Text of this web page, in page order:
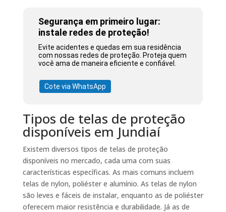
Segurança em primeiro lugar:
instale redes de proteção!
Evite acidentes e quedas em sua residência
com nossas redes de proteção. Proteja quem
você ama de maneira eficiente e confiável.
Cote via WhatsApp
Tipos de telas de proteção
disponíveis em Jundiaí
Existem diversos tipos de telas de proteção
disponíveis no mercado, cada uma com suas
características específicas. As mais comuns incluem
telas de nylon, poliéster e alumínio. As telas de nylon
são leves e fáceis de instalar, enquanto as de poliéster
oferecem maior resistência e durabilidade. Já as de